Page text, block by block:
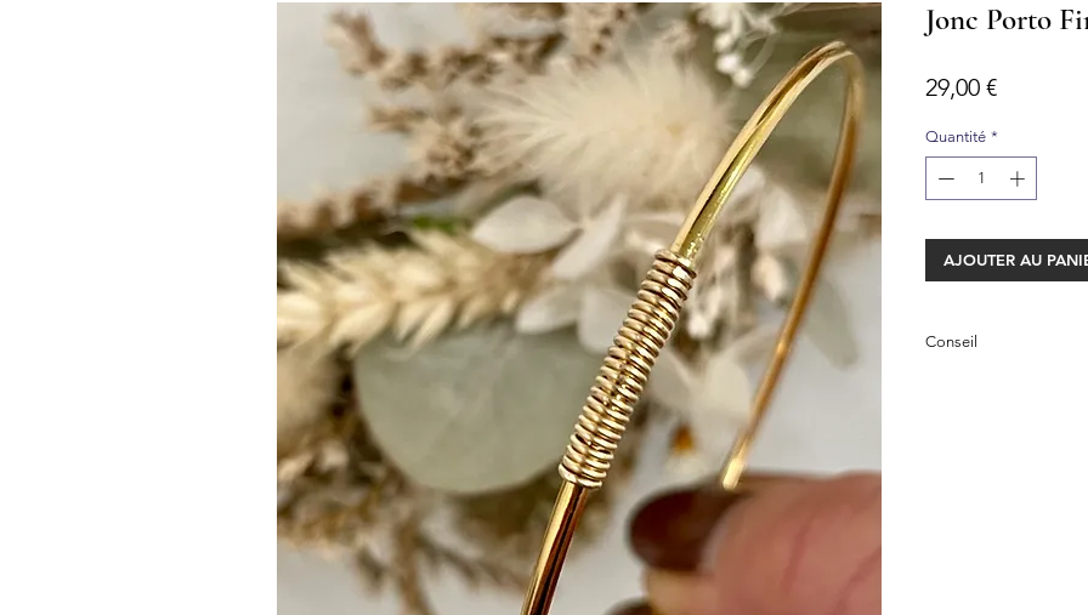
Jonc Porto
29,00 €Prix
Quantité *
AJOUTER AU
Conseil